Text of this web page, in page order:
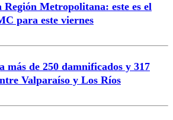
Metropolitana: este es el
para este viernes
más de 250 damnificados y 317
Valparaíso y Los Ríos